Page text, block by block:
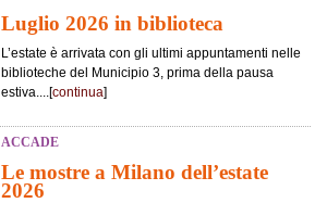
Luglio 2026 in biblioteca
L’estate è arrivata con gli ultimi appuntamenti nelle
biblioteche del Municipio 3, prima della pausa
estiva....[continua]
ACCADE
Le mostre a Milano dell’estate
2026